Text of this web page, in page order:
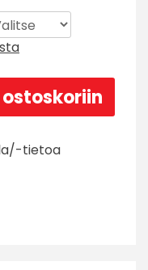
ostoskoriin
tietoa